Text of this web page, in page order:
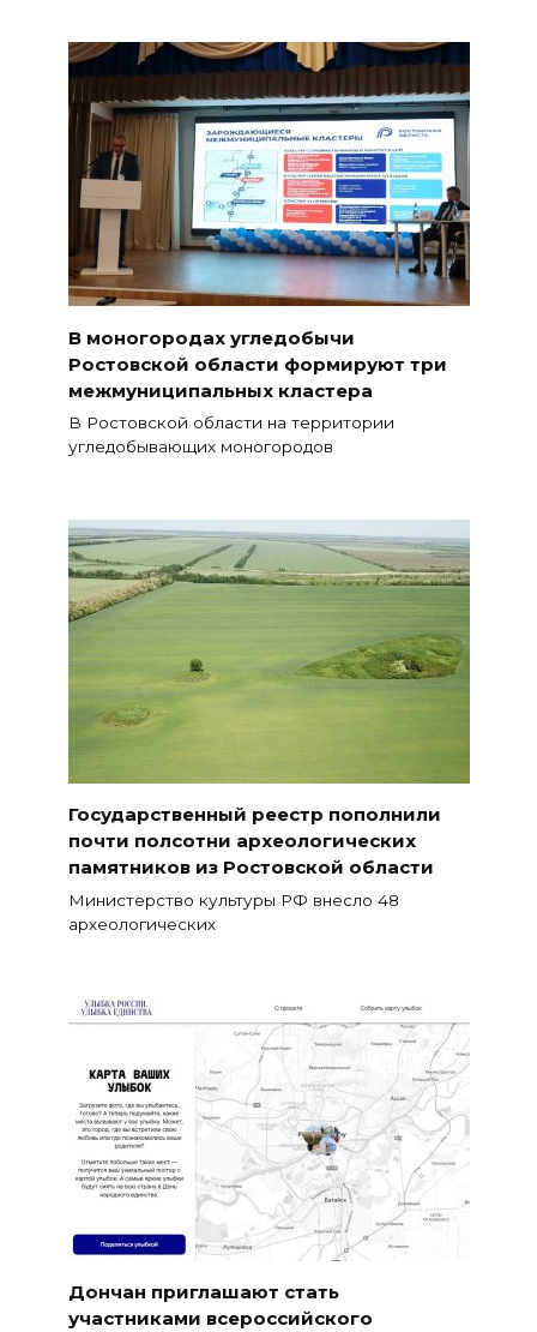
В моногородах угледобычи
Ростовской области формируют три
межмуниципальных кластера
В Ростовской области на территории
угледобывающих моногородов
Государственный реестр пополнили
почти полсотни археологических
памятников из Ростовской области
Министерство культуры РФ внесло 48
археологических
Дончан приглашают стать
участниками всероссийского